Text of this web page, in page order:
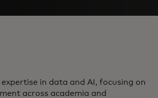
in data and AI, focusing on
across academia and